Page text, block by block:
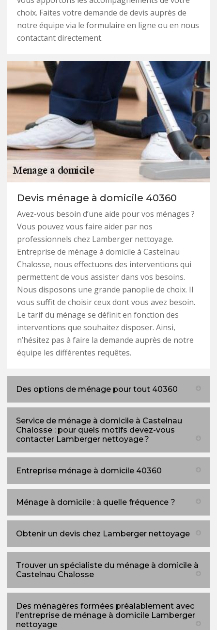
choix. Faites votre demande de devis auprès de
notre équipe via le formulaire en ligne ou en nous
contactant directement.
Devis ménage à domicile 40360
Avez-vous besoin d’une aide pour vos ménages ?
Vous pouvez vous faire aider par nos
professionnels chez Lamberger nettoyage.
Entreprise de ménage à domicile à Castelnau
Chalosse, nous effectuons des interventions qui
permettent de vous assister dans vos besoins.
Nous disposons une grande panoplie de choix. Il
vous suffit de choisir ceux dont vous avez besoin.
Le tarif du ménage se définit en fonction des
interventions que souhaitez disposer. Ainsi,
n’hésitez pas à faire la demande auprès de notre
équipe les différentes requêtes.
Des options de ménage pour tout 40360
Service de ménage à domicile à Castelnau
Chalosse : pour quels motifs devez-vous
contacter Lamberger nettoyage ?
Entreprise ménage à domicile 40360
Ménage à domicile : à quelle fréquence ?
Obtenir un devis chez Lamberger nettoyage
Trouver un spécialiste du ménage à domicile à
Castelnau Chalosse
Des ménagères formées préalablement avec
l’entreprise de ménage à domicile Lamberger
nettoyage